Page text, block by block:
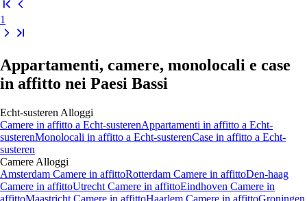
1
Appartamenti, camere, monolocali e case
in affitto nei Paesi Bassi
Echt-susteren Alloggi
Camere in affitto a Echt-susterenAppartamenti in affitto a Echt-
susterenMonolocali in affitto a Echt-susterenCase in affitto a Echt-
susteren
Camere Alloggi
Amsterdam Camere in affittoRotterdam Camere in affittoDen-haag
Camere in affittoUtrecht Camere in affittoEindhoven Camere in